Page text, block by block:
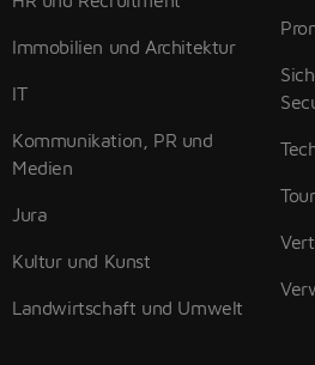
Immobilien und Architektur
IT
Kommunikation, PR und
Medien
Jura
Kultur und Kunst
Landwirtschaft und Umwelt